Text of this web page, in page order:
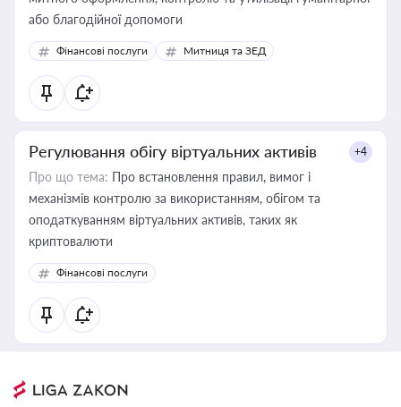
або благодійної допомоги
Фінансові послуги Митниця та ЗЕД
Регулювання обігу віртуальних активів +4
Про що тема: Про встановлення правил, вимог і
механізмів контролю за використанням, обігом та
оподаткуванням віртуальних активів, таких як
криптовалюти
Фінансові послуги